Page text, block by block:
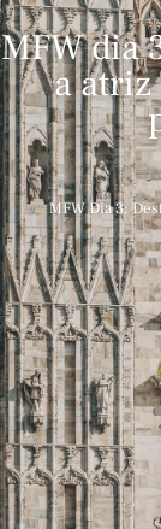
MFW dia
a atriz
MFW Dia 3: